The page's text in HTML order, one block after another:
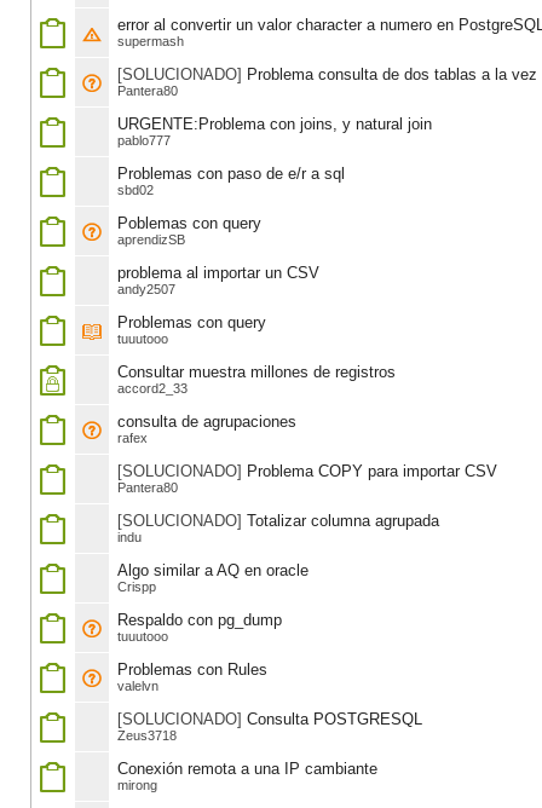
error al convertir un valor character a numero en
supermash
[SOLUCIONADO] Problema consulta de dos tablas a la vez
Pantera80
URGENTE:Problema con joins, y natural join
pablo777
Problemas con paso de e/r a sql
sbd02
Poblemas con query
aprendizSB
problema al importar un CSV
andy2507
Problemas con query
tuuutooo
Consultar muestra millones de registros
accord2_33
consulta de agrupaciones
rafex
[SOLUCIONADO] Problema COPY para importar CSV
Pantera80
[SOLUCIONADO] Totalizar columna agrupada
indu
Algo similar a AQ en oracle
Crispp
Respaldo con pg_dump
tuuutooo
Problemas con Rules
valelvn
[SOLUCIONADO] Consulta POSTGRESQL
Zeus3718
Conexión remota a una IP cambiante
mirong